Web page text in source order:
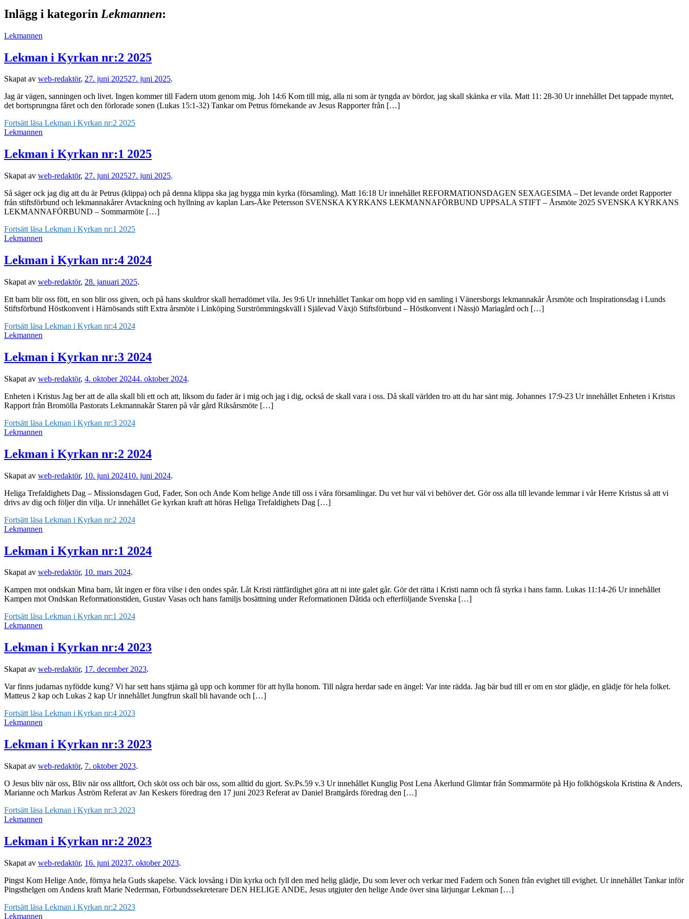
Inlägg i kategorin Lekmannen:
Lekmannen
Lekman i Kyrkan nr:2 2025
Skapat av web-redaktör, 27. juni 202527. juni 2025.
Jag är vägen, sanningen och livet. Ingen kommer till Fadern utom genom mig. Joh 14:6 Kom till mig, alla ni som är tyngda av bördor, jag skall skänka er vila. Matt 11: 28-30 Ur innehållet Det tappade myntet,
det bortsprungna fåret och den förlorade sonen (Lukas 15:1-32) Tankar om Petrus förnekande av Jesus Rapporter från […]
Fortsätt läsa Lekman i Kyrkan nr:2 2025
Lekmannen
Lekman i Kyrkan nr:1 2025
Skapat av web-redaktör, 27. juni 202527. juni 2025.
Så säger ock jag dig att du är Petrus (klippa) och på denna klippa ska jag bygga min kyrka (församling). Matt 16:18 Ur innehållet REFORMATIONSDAGEN SEXAGESIMA – Det levande ordet Rapporter
från stiftsförbund och lekmannakårer Avtackning och hyllning av kaplan Lars-Åke Petersson SVENSKA KYRKANS LEKMANNAFÖRBUND UPPSALA STIFT – Årsmöte 2025 SVENSKA KYRKANS
LEKMANNAFÖRBUND – Sommarmöte […]
Fortsätt läsa Lekman i Kyrkan nr:1 2025
Lekmannen
Lekman i Kyrkan nr:4 2024
Skapat av web-redaktör, 28. januari 2025.
Ett barn blir oss fött, en son blir oss given, och på hans skuldror skall herradömet vila. Jes 9:6 Ur innehållet Tankar om hopp vid en samling i Vänersborgs lekmannakår Årsmöte och Inspirationsdag i Lunds
Stiftsförbund Höstkonvent i Härnösands stift Extra årsmöte i Linköping Surströmmingskväll i Själevad Växjö Stiftsförbund – Höstkonvent i Nässjö Mariagård och […]
Fortsätt läsa Lekman i Kyrkan nr:4 2024
Lekmannen
Lekman i Kyrkan nr:3 2024
Skapat av web-redaktör, 4. oktober 20244. oktober 2024.
Enheten i Kristus Jag ber att de alla skall bli ett och att, liksom du fader är i mig och jag i dig, också de skall vara i oss. Då skall världen tro att du har sänt mig. Johannes 17:9-23 Ur innehållet Enheten i Kristus
Rapport från Bromölla Pastorats Lekmannakår Staren på vår gård Riksårsmöte […]
Fortsätt läsa Lekman i Kyrkan nr:3 2024
Lekmannen
Lekman i Kyrkan nr:2 2024
Skapat av web-redaktör, 10. juni 202410. juni 2024.
Heliga Trefaldighets Dag – Missionsdagen Gud, Fader, Son och Ande Kom helige Ande till oss i våra församlingar. Du vet hur väl vi behöver det. Gör oss alla till levande lemmar i vår Herre Kristus så att vi
drivs av dig och följer din vilja. Ur innehållet Ge kyrkan kraft att höras Heliga Trefaldighets Dag […]
Fortsätt läsa Lekman i Kyrkan nr:2 2024
Lekmannen
Lekman i Kyrkan nr:1 2024
Skapat av web-redaktör, 10. mars 2024.
Kampen mot ondskan Mina barn, låt ingen er föra vilse i den ondes spår. Låt Kristi rättfärdighet göra att ni inte galet går. Gör det rätta i Kristi namn och få styrka i hans famn. Lukas 11:14-26 Ur innehållet
Kampen mot Ondskan Reformationstiden, Gustav Vasas och hans familjs bosättning under Reformationen Dåtida och efterföljande Svenska […]
Fortsätt läsa Lekman i Kyrkan nr:1 2024
Lekmannen
Lekman i Kyrkan nr:4 2023
Skapat av web-redaktör, 17. december 2023.
Var finns judarnas nyfödde kung? Vi har sett hans stjärna gå upp och kommer för att hylla honom. Till några herdar sade en ängel: Var inte rädda. Jag bär bud till er om en stor glädje, en glädje för hela folket.
Matteus 2 kap och Lukas 2 kap Ur innehållet Jungfrun skall bli havande och […]
Fortsätt läsa Lekman i Kyrkan nr:4 2023
Lekmannen
Lekman i Kyrkan nr:3 2023
Skapat av web-redaktör, 7. oktober 2023.
O Jesus bliv när oss, Bliv när oss alltfort, Och sköt oss och bär oss, som alltid du gjort. Sv.Ps.59 v.3 Ur innehållet Kunglig Post Lena Åkerlund Glimtar från Sommarmöte på Hjo folkhögskola Kristina & Anders,
Marianne och Markus Åström Referat av Jan Keskers föredrag den 17 juni 2023 Referat av Daniel Brattgårds föredrag den […]
Fortsätt läsa Lekman i Kyrkan nr:3 2023
Lekmannen
Lekman i Kyrkan nr:2 2023
Skapat av web-redaktör, 16. juni 20237. oktober 2023.
Pingst Kom Helige Ande, förnya hela Guds skapelse. Väck lovsång i Din kyrka och fyll den med helig glädje, Du som lever och verkar med Fadern och Sonen från evighet till evighet. Ur innehållet Tankar inför
Pingsthelgen om Andens kraft Marie Nederman, Förbundssekreterare DEN HELIGE ANDE, Jesus utgjuter den helige Ande över sina lärjungar Lekman […]
Fortsätt läsa Lekman i Kyrkan nr:2 2023
Lekmannen